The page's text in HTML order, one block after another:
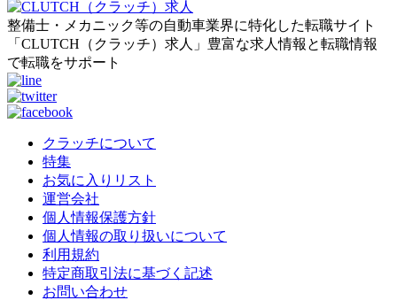
整備士・メカニック等の自動車業界に特化した転職サイト
「CLUTCH（クラッチ）求人」豊富な求人情報と転職情報
で転職をサポート
クラッチについて
特集
お気に入りリスト
運営会社
個人情報保護方針
個人情報の取り扱いについて
利用規約
特定商取引法に基づく記述
お問い合わせ